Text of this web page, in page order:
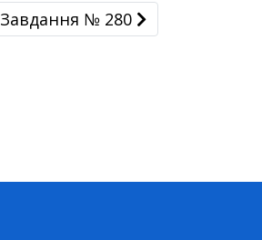
Завдання № 280
Завдання № 280